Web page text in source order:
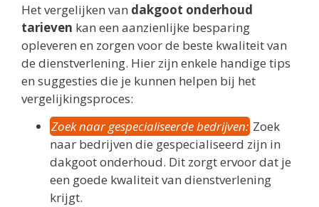
Het vergelijken van dakgoot onderhoud
tarieven kan een aanzienlijke besparing
opleveren en zorgen voor de beste kwaliteit van
de dienstverlening. Hier zijn enkele handige tips
en suggesties die je kunnen helpen bij het
vergelijkingsproces:
Zoek naar gespecialiseerde bedrijven: Zoek
naar bedrijven die gespecialiseerd zijn in
dakgoot onderhoud. Dit zorgt ervoor dat je
een goede kwaliteit van dienstverlening
krijgt.